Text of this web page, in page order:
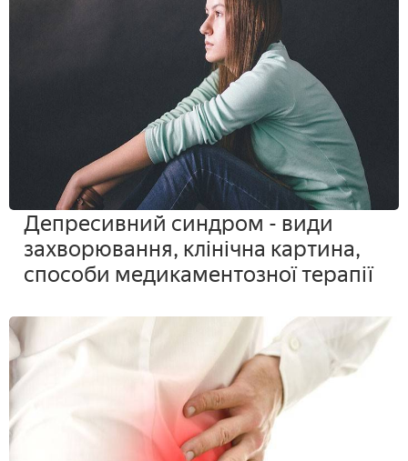
Депресивний синдром - види
захворювання, клінічна картина,
способи медикаментозної терапії